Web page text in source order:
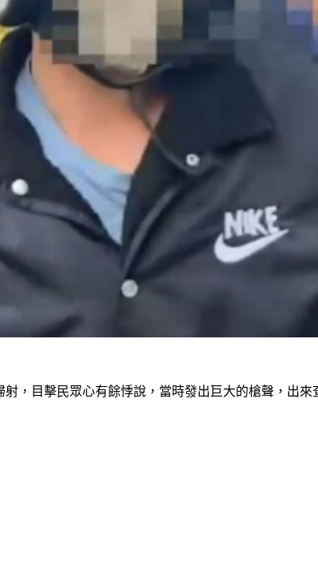
，目擊民眾心有餘悸說，當時發出巨大的槍聲，出來